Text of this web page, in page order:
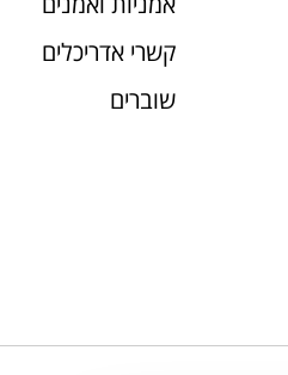
קשרי אדריכלים
שוברים